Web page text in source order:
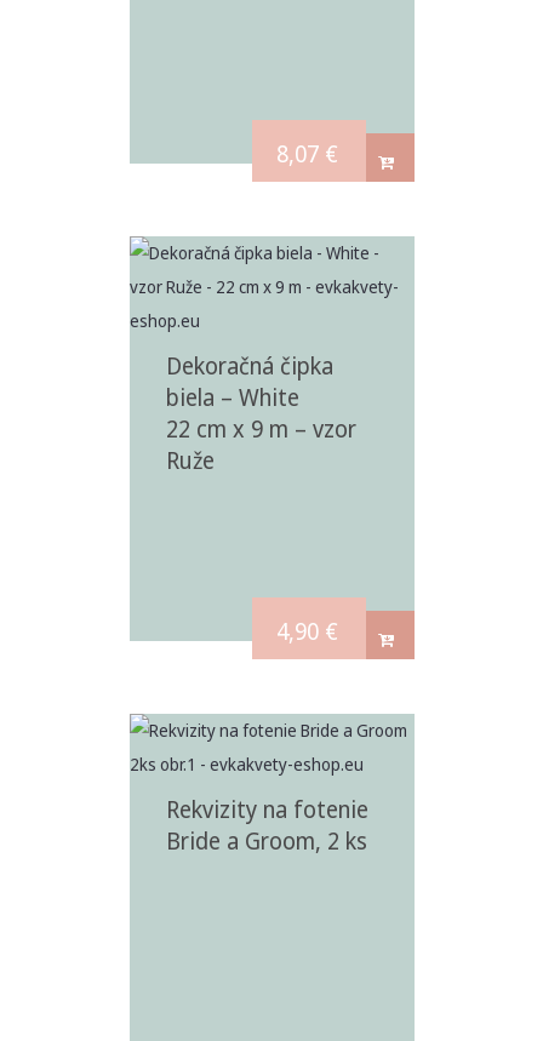
8,07 €
Dekoračná čipka
biela – White
22 cm x 9 m – vzor
Ruže
4,90 €
Rekvizity na fotenie
Bride a Groom, 2 ks